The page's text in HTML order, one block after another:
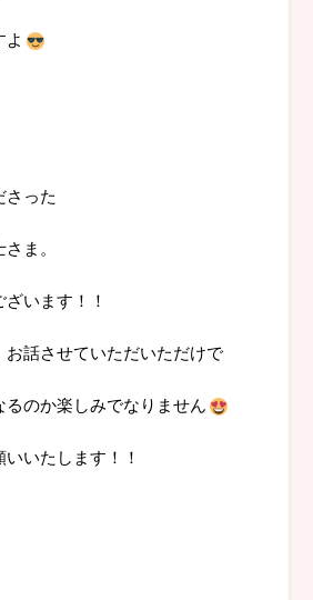
さった
ま。
います！！
お話させていただいただけで
るのか楽しみでなりません
いたします！！